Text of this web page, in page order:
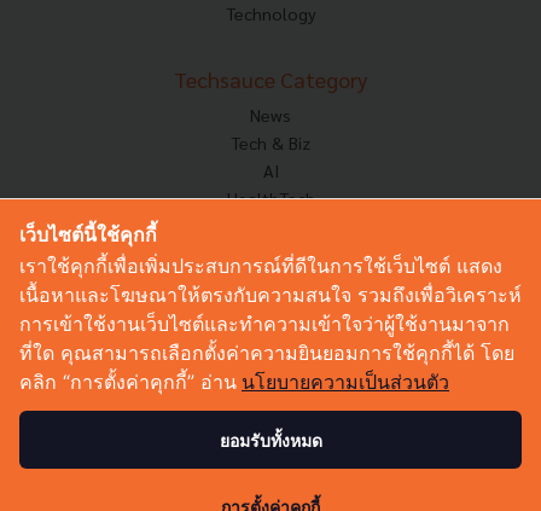
Technology
Techsauce Category
News
Tech & Biz
AI
HealthTech
Corp Innov
Saucy Thoughts
Based On
Sustainable
Videos
Podcast
© Copyright 2026 :Techsauce All rights reserved.
เว็บไซต์นี้ใช้คุกกี้
เราใช้คุกกี้เพื่อเพิ่มประสบการณ์ที่ดีในการใช้เว็บไซต์ แสดง
เนื้อหาและโฆษณาให้ตรงกับความสนใจ รวมถึงเพื่อวิเคราะห์
การเข้าใช้งานเว็บไซต์และทำความเข้าใจว่าผู้ใช้งานมาจาก
ที่ใด คุณสามารถเลือกตั้งค่าความยินยอมการใช้คุกกี้ได้ โดย
คลิก “การตั้งค่าคุกกี้” อ่าน นโยบายความเป็นส่วนตัว
ยอมรับทั้งหมด
การตั้งค่าคุกกี้